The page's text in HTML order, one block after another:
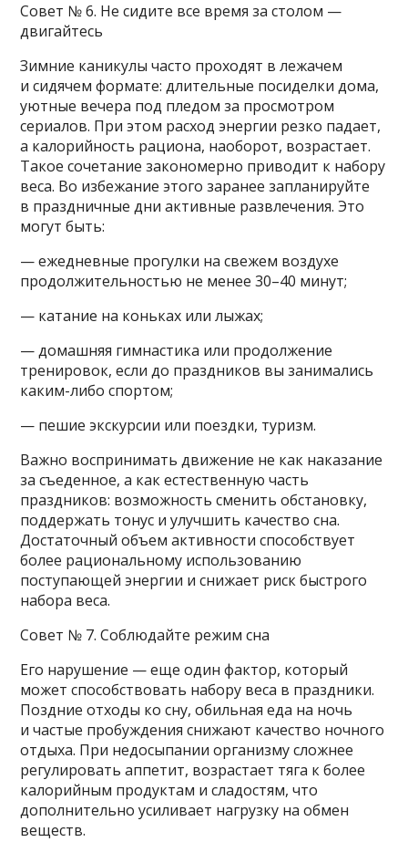
Совет № 6. Не сидите все время за столом —
двигайтесь
Зимние каникулы часто проходят в лежачем
и сидячем формате: длительные посиделки дома,
уютные вечера под пледом за просмотром
сериалов. При этом расход энергии резко падает,
а калорийность рациона, наоборот, возрастает.
Такое сочетание закономерно приводит к набору
веса. Во избежание этого заранее запланируйте
в праздничные дни активные развлечения. Это
могут быть:
— ежедневные прогулки на свежем воздухе
продолжительностью не менее 30–40 минут;
— катание на коньках или лыжах;
— домашняя гимнастика или продолжение
тренировок, если до праздников вы занимались
каким-либо спортом;
— пешие экскурсии или поездки, туризм.
Важно воспринимать движение не как наказание
за съеденное, а как естественную часть
праздников: возможность сменить обстановку,
поддержать тонус и улучшить качество сна.
Достаточный объем активности способствует
более рациональному использованию
поступающей энергии и снижает риск быстрого
набора веса.
Совет № 7. Соблюдайте режим сна
Его нарушение — еще один фактор, который
может способствовать набору веса в праздники.
Поздние отходы ко сну, обильная еда на ночь
и частые пробуждения снижают качество ночного
отдыха. При недосыпании организму сложнее
регулировать аппетит, возрастает тяга к более
калорийным продуктам и сладостям, что
дополнительно усиливает нагрузку на обмен
веществ.